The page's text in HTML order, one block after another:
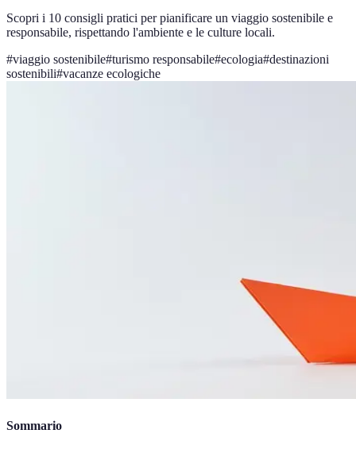
Scopri i 10 consigli pratici per pianificare un viaggio sostenibile e
responsabile, rispettando l'ambiente e le culture locali.
#viaggio sostenibile#turismo responsabile#ecologia#destinazioni
sostenibili#vacanze ecologiche
Sommario